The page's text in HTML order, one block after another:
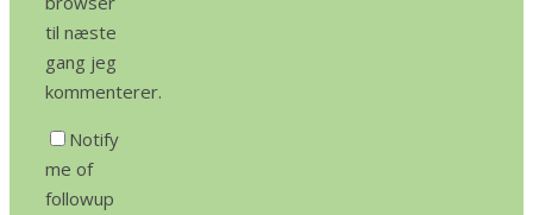
til næste
gang jeg
kommenterer.
Notify
me of
followup